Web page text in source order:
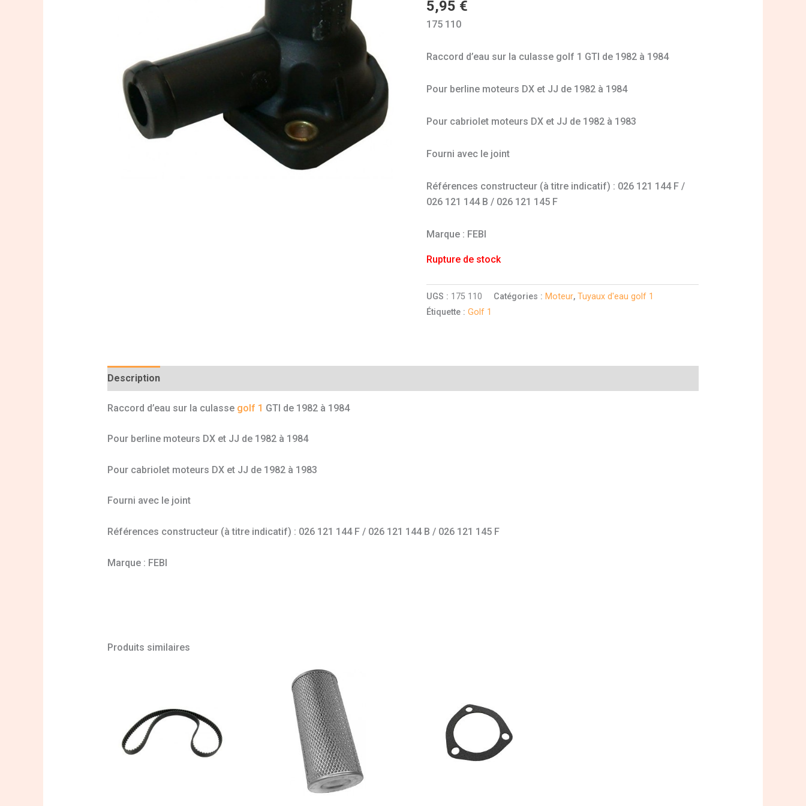
5,95 €
175 110
Raccord d’eau sur la culasse golf 1 GTI de 1982 à 1984
Pour berline moteurs DX et JJ de 1982 à 1984
Pour cabriolet moteurs DX et JJ de 1982 à 1983
Fourni avec le joint
Références constructeur (à titre indicatif) : 026 121 144 F /
026 121 144 B / 026 121 145 F
Marque : FEBI
Rupture de stock
UGS : 175 110 Catégories : Moteur,Tuyaux d'eau golf 1
Étiquette :Golf 1
Description
Raccord d’eau sur la culasse golf 1 GTI de 1982 à 1984
Pour berline moteurs DX et JJ de 1982 à 1984
Pour cabriolet moteurs DX et JJ de 1982 à 1983
Fourni avec le joint
Références constructeur (à titre indicatif) : 026 121 144 F / 026 121 144 B / 026 121 145 F
Marque : FEBI
Produits similaires